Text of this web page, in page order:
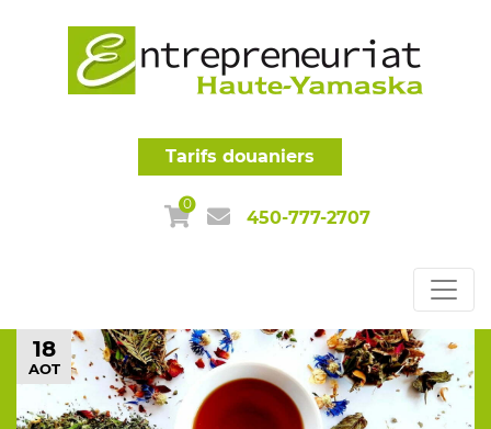
Tarifs douaniers
0
450-777-2707
18
AOT